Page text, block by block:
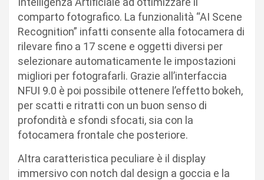
comparto fotografico. La funzionalità “AI Scene
Recognition” infatti consente alla fotocamera di
rilevare fino a 17 scene e oggetti diversi per
selezionare automaticamente le impostazioni
migliori per fotografarli. Grazie all’interfaccia
NFUI 9.0 è poi possibile ottenere l’effetto bokeh,
per scatti e ritratti con un buon senso di
profondità e sfondi sfocati, sia con la
fotocamera frontale che posteriore.
Altra caratteristica peculiare è il display
immersivo con notch dal design a goccia e la